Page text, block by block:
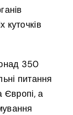
куточків
350
питання
Європі, а